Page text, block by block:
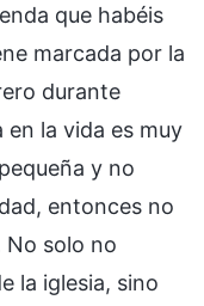
que habéis
marcada por la
durante
la vida es muy
y no
entonces no
No solo no
la iglesia, sino